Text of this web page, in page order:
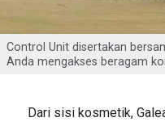
Control Unit disertakan
Anda mengakses beragam
Dari sisi kosmetik,